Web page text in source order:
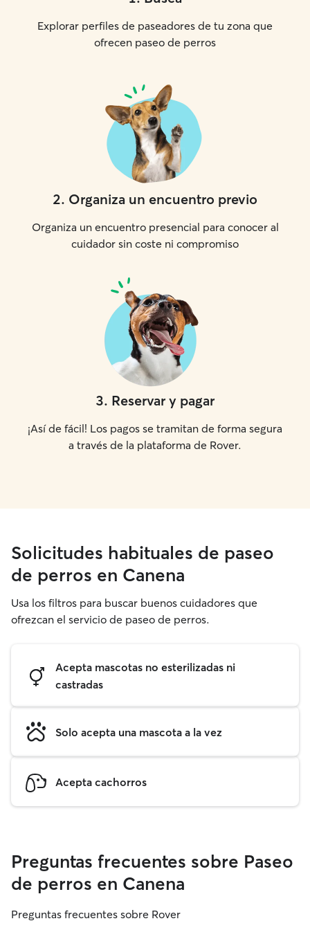
Explorar perfiles de paseadores de tu zona que
ofrecen paseo de perros
2. Organiza un encuentro previo
Organiza un encuentro presencial para conocer al
cuidador sin coste ni compromiso
3. Reservar y pagar
¡Así de fácil! Los pagos se tramitan de forma segura
a través de la plataforma de Rover.
Solicitudes habituales de paseo
de perros en Canena
Usa los filtros para buscar buenos cuidadores que
ofrezcan el servicio de paseo de perros.
Acepta mascotas no esterilizadas ni
castradas
Solo acepta una mascota a la vez
Acepta cachorros
Preguntas frecuentes sobre Paseo
de perros en Canena
Preguntas frecuentes sobre Rover